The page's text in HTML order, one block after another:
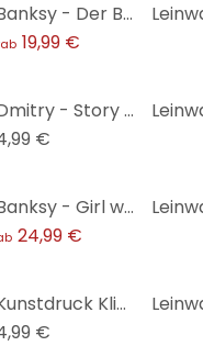
Leinwandbild Banksy - Der Blumenwerfer
ab 19,99 €
Leinwandbild Dmitry - Story of a Waterdrop - Panorama
€
Leinwandbild Banksy - Girl with the red balloon
24,99 €
Leinwandbild Kunstdruck Klimt - Der Kuss
€